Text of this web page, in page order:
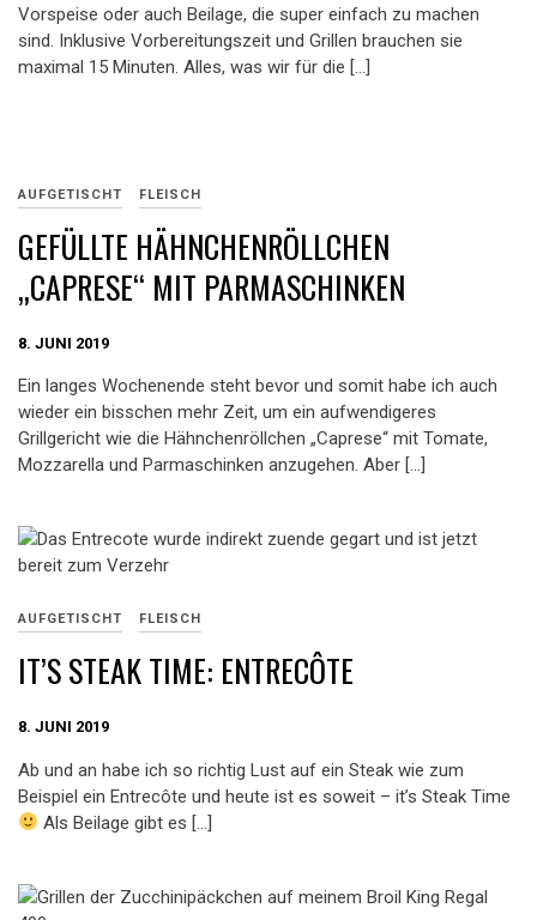
Vorspeise oder auch Beilage, die super einfach zu machen
sind. Inklusive Vorbereitungszeit und Grillen brauchen sie
maximal 15 Minuten. Alles, was wir für die […]
AUFGETISCHT FLEISCH
GEFÜLLTE HÄHNCHENRÖLLCHEN
„CAPRESE“ MIT PARMASCHINKEN
8. JUNI 2019
Ein langes Wochenende steht bevor und somit habe ich auch
wieder ein bisschen mehr Zeit, um ein aufwendigeres
Grillgericht wie die Hähnchenröllchen „Caprese“ mit Tomate,
Mozzarella und Parmaschinken anzugehen. Aber […]
AUFGETISCHT FLEISCH
IT’S STEAK TIME: ENTRECÔTE
8. JUNI 2019
Ab und an habe ich so richtig Lust auf ein Steak wie zum
Beispiel ein Entrecôte und heute ist es soweit – it’s Steak Time
Als Beilage gibt es […]